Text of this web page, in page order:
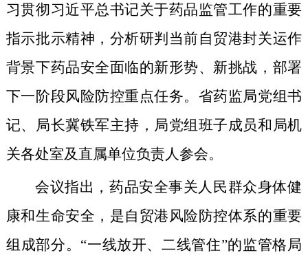
习贯彻习近平总书记关于药品监管工作的重要
指示批示精神，分析研判当前自贸港封关运作
背景下药品安全面临的新形势、新挑战，部署
下一阶段风险防控重点任务。省药监局党组书
记、局长冀铁军主持，局党组班子成员和局机
关各处室及直属单位负责人参会。
会议指出，药品安全事关人民群众身体健
康和生命安全，是自贸港风险防控体系的重要
组成部分。“一线放开、二线管住”的监管格局